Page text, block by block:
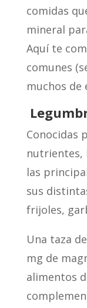
comidas
mineral
Aquí te
comunes
muchos de
Conocidas
nutrientes,
las
sus
frijoles,
Una taza
mg de
alimentos